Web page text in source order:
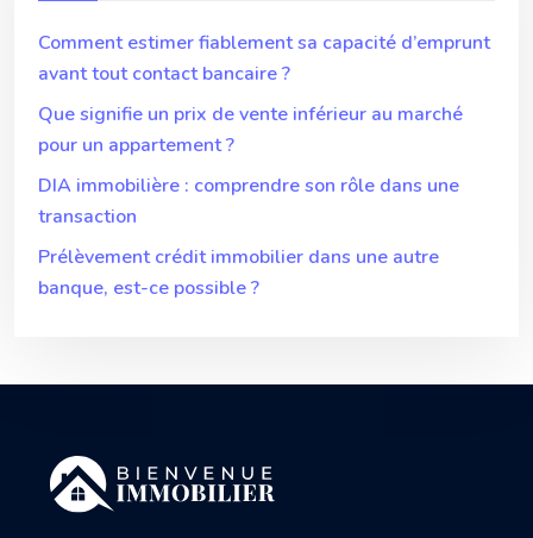
Comment estimer fiablement sa capacité d’emprunt
avant tout contact bancaire ?
Que signifie un prix de vente inférieur au marché
pour un appartement ?
DIA immobilière : comprendre son rôle dans une
transaction
Prélèvement crédit immobilier dans une autre
banque, est-ce possible ?